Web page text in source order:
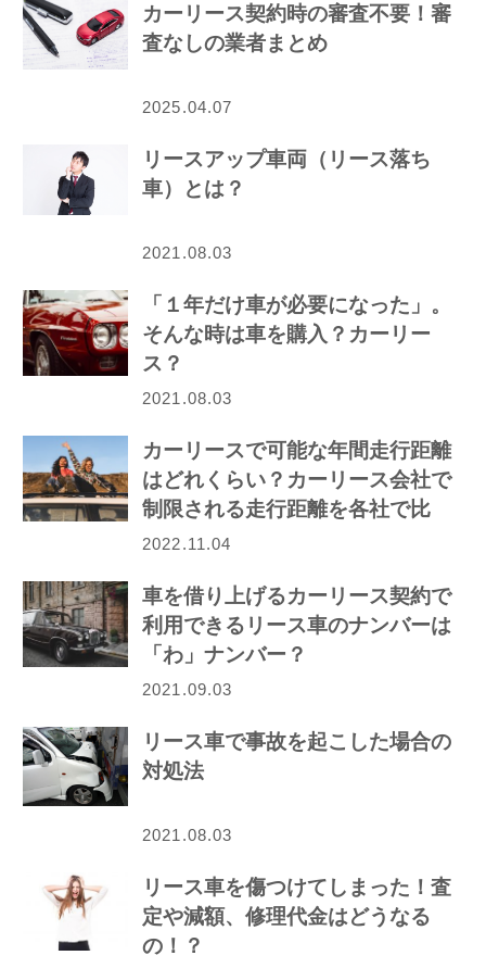
カーリース契約時の審査不要！審
査なしの業者まとめ
2025.04.07
リースアップ車両（リース落ち
車）とは？
2021.08.03
「１年だけ車が必要になった」。
そんな時は車を購入？カーリー
ス？
2021.08.03
カーリースで可能な年間走行距離
はどれくらい？カーリース会社で
制限される走行距離を各社で比
較！
2022.11.04
車を借り上げるカーリース契約で
利用できるリース車のナンバーは
「わ」ナンバー？
2021.09.03
リース車で事故を起こした場合の
対処法
2021.08.03
リース車を傷つけてしまった！査
定や減額、修理代金はどうなる
の！？